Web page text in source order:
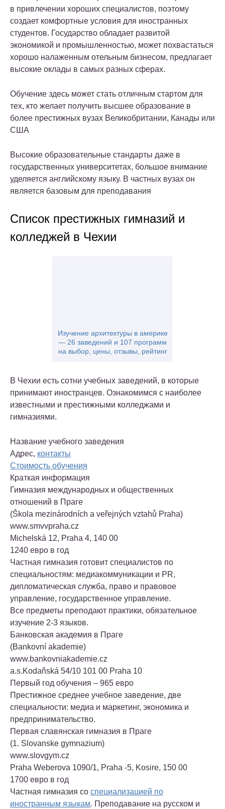
в привлечении хороших специалистов, поэтому
создает комфортные условия для иностранных
студентов. Государство обладает развитой
экономикой и промышленностью, может похвастаться
хорошо налаженным отельным бизнесом, предлагает
высокие оклады в самых разных сферах.
Обучение здесь может стать отличным стартом для
тех, кто желает получить высшее образование в
более престижных вузах Великобритании, Канады или
США
Высокие образовательные стандарты даже в
государственных университетах, большое внимание
уделяется английскому языку. В частных вузах он
является базовым для преподавания
Список престижных гимназий и
колледжей в Чехии
Изучение архитектуры в америке
— 26 заведений и 107 программ
на выбор, цены, отзывы, рейтинг
В Чехии есть сотни учебных заведений, в которые
принимают иностранцев. Ознакомимся с наиболее
известными и престижными колледжами и
гимназиями.
Название учебного заведения
Адрес, контакты
Стоимость обучения
Краткая информация
Гимназия международных и общественных
отношений в Праге
(Škola mezinárodních a veřejných vztahů Praha)
www.smvvpraha.cz
Michelská 12, Praha 4, 140 00
1240 евро в год
Частная гимназия готовит специалистов по
специальностям: медиакоммуникации и PR,
дипломатическая служба, право и правовое
управление, государственное управление.
Все предметы преподают практики, обязательное
изучение 2-3 языков.
Банковская академия в Праге
(Bankovní akademie)
www.bankovniakademie.cz
a.s.Kodaňská 54/10 101 00 Praha 10
Первый год обучения – 965 евро
Престижное среднее учебное заведение, две
специальности: медиа и маркетинг, экономика и
предпринимательство.
Первая славянская гимназия в Праге
(1. Slovanske gymnazium)
www.slovgym.cz
Praha Weberova 1090/1, Praha -5, Kosire, 150 00
1700 евро в год
Частная гимназия со специализацией по
иностранным языкам. Преподавание на русском и